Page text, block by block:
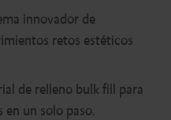
innovador de
retos estéticos
de relleno bulk fill para
un solo paso.